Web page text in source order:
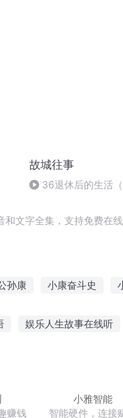
故城往事
36退休后的生活（
文字全集，支持免费在
孙康 小康奋斗史
娱乐人生故事在线听
赚钱
小雅智能
智能硬件，连接